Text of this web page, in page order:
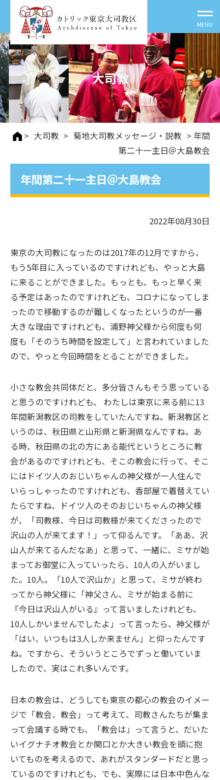
大司教
> 大司教 > 菊地大司教メッセージ・説教 > 年間
第二十一主日＠大島教会
年間第二十一主日＠大島教会
2022年08月30日
東京の大司教になったのは2017年の12月ですから、
もう5年目に入っているのですけれども、やっと大島
に来ることができました。もっとも、もっと早く来
る予定はあったのですけれども、コロナになってしま
ったので移動するのが難しくなったというのが一番
大きな理由ですけれども、浦野神父様から何度も何
度も「そのうち時間を設定して」と言われていました
ので、やっと今回時間をとることができました。
小さな教会共同体だと、多分皆さんもそう思っている
と思うのですけれども、 わたしは東京に来る前に13
年間新潟教区の司教をしていたんですね。新潟教区と
いうのは、秋田県と山形県と新潟県なんですね。あ
る時、秋田県の北の方にある能代というところに教
会があるのですけれども、そこの教会に行って、そこ
にはドイツ人のおじいちゃんの神父様が一人住んで
いらっしゃったのですけれども、香部屋で着替えてい
たらですね、ドイツ人のそのおじいちゃんの神父様
が、「司教様、今日は司教様が来てくださったので
沢山の人が来てます！」って仰るんです。「ああ、沢
山人が来てるんだなあ」と思って、一緒に、ミサが始
まってお御堂に入っていったら、10人の人がいまし
た。10人。「10人で沢山か」と思って、ミサが終わ
ってから神父様に「神父さん、ミサが始まる前に
『今日は沢山人がいる』って言いましたけれども、
10人しかいませんでしたよ」って言ったら、神父様が
「はい、いつもは3人しか来ません」と仰ったんです
ね。ですから、そういうところでずっと働いていま
したので、実はこれ多いんです。
日本の教会は、どうしても東京の都心の教会のイメー
ジで「教会、教会」って考えて、司教さんたちが集ま
って会議する時でも、「教会は」って言うと、だいた
いイグナチオ教会とか関口とか大きい教会を頭に抱
いてものを考えるので、あれがスタンダードだと思っ
ているのですけれども、でも、実際には日本中色んな